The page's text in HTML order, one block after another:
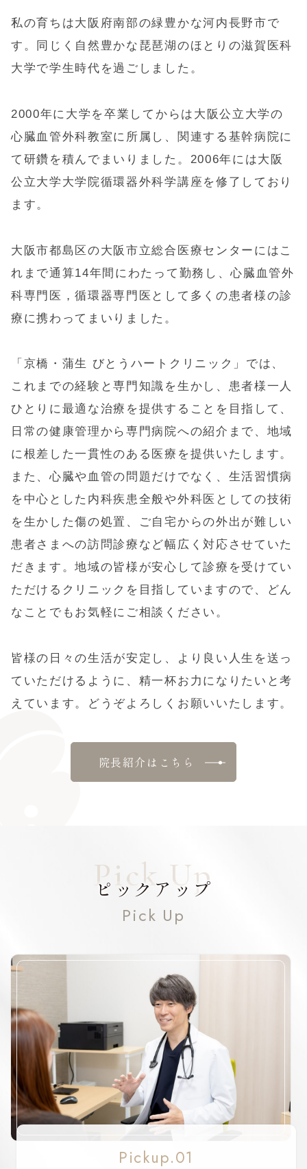
私の育ちは大阪府南部の緑豊かな河内長野市で
す。同じく自然豊かな琵琶湖のほとりの滋賀医科
大学で学生時代を過ごしました。
2000年に大学を卒業してからは大阪公立大学の
心臓血管外科教室に所属し、関連する基幹病院に
て研鑽を積んでまいりました。2006年には大阪
公立大学大学院循環器外科学講座を修了しており
ます。
大阪市都島区の大阪市立総合医療センターにはこ
れまで通算14年間にわたって勤務し、心臓血管外
科専門医，循環器専門医として多くの患者様の診
療に携わってまいりました。
「京橋・蒲生 びとうハートクリニック」では、
これまでの経験と専門知識を生かし、患者様一人
ひとりに最適な治療を提供することを目指して、
日常の健康管理から専門病院への紹介まで、地域
に根差した一貫性のある医療を提供いたします。
また、心臓や血管の問題だけでなく、生活習慣病
を中心とした内科疾患全般や外科医としての技術
を生かした傷の処置、ご自宅からの外出が難しい
患者さまへの訪問診療など幅広く対応させていた
だきます。地域の皆様が安心して診療を受けてい
ただけるクリニックを目指していますので、どん
なことでもお気軽にご相談ください。
皆様の日々の生活が安定し、より良い人生を送っ
ていただけるように、精一杯お力になりたいと考
えています。どうぞよろしくお願いいたします。
院長紹介はこちら
ピックアップ
Pick Up
Pickup.01